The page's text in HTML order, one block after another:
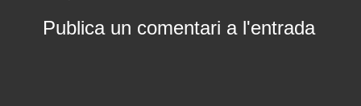
Publica un comentari a l'entrada